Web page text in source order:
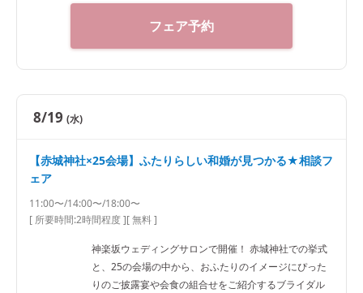
0～20：00（火曜定休） 【アクセス】 JR線「飯田橋
駅」西口徒歩3分／東京メトロ東西線・有楽町線・南北
フェア予約
8/19 (水)
【赤城神社×25会場】ふたりらしい和婚が見つかる★相談フ
ェア
11:00〜/14:00〜/18:00〜
[ 所要時間:2時間程度][ 無料 ]
神楽坂ウェディングサロンで開催！ 赤城神社での挙式
と、25の会場の中から、おふたりのイメージにぴった
りのご披露宴や会食の組合せをご紹介するブライダル